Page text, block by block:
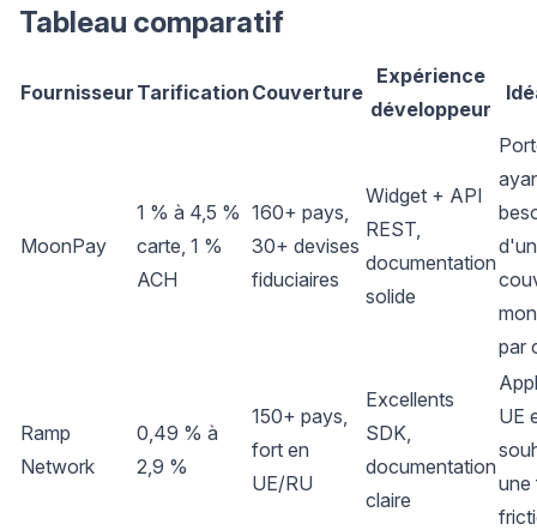
Tableau comparatif
Fournisseur Tarification Couverture
Expérience
développeur
MoonPay
1 % à 4,5 %
carte, 1 %
ACH
160+ pays,
30+ devises
fiduciaires
Widget + API
REST,
documentation
solide
par
Ramp
Network
0,49 % à
2,9 %
150+ pays,
fort en
UE/RU
Excellents
SDK,
documentation
claire
UE
une